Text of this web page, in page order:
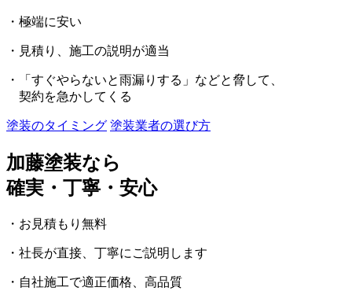
・極端に安い
・見積り、施工の説明が適当
・「すぐやらないと雨漏りする」などと脅して、
契約を急かしてくる
塗装のタイミング 塗装業者の選び方
加藤塗装なら
確実・丁寧・安心
・お見積もり無料
・社長が直接、丁寧にご説明します
・自社施工で適正価格、高品質